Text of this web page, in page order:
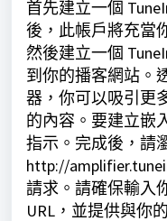
首先建立一個
後，此帳戶將充當
然後建立一個
到你的播客網站。
器，你可以吸引更
的內容。要建立嵌
指示。完成後，請
http://
請求。請確保輸入
URL，並提供與你